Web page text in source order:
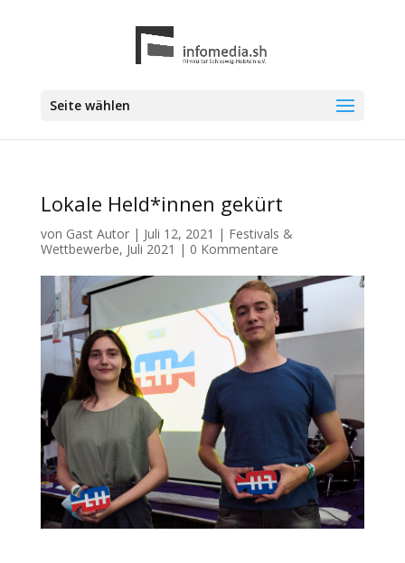
Seite wählen
Lokale Held*innen gekürt
von Gast Autor| Juli 12, 2021 | Festivals &
Wettbewerbe, Juli 2021 | 0 Kommentare